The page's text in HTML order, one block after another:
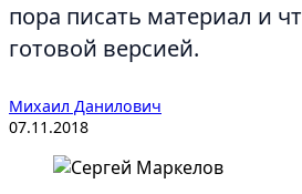
пора писать материал и
готовой версией.
Михаил Данилович
07.11.2018